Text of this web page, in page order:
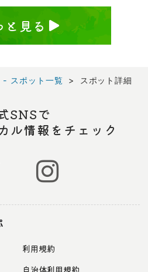
と見る
- スポット一覧 スポット詳細
SNSで
ル情報をチェック
利用規約
自治体利用規約